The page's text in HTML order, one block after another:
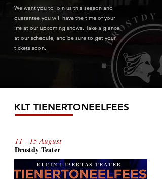
We want you to join us this season and
guarantee you will have the time of your
life at our upcoming shows. Take a glance
at our schedule, and be sure to get your
tickets soon.
KLT TIENERTONEELFEES
11 - 15 August
Drostdy Teater